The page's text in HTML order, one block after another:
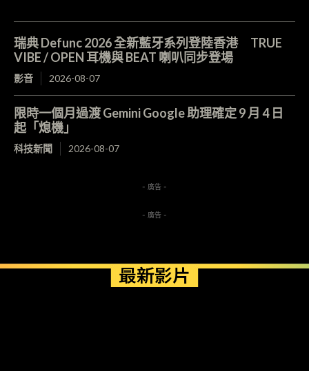
瑞典 Defunc 2026 全新藍牙系列登陸香港 TRUE
VIBE / OPEN 耳機與 BEAT 喇叭同步登場
影音 2026-08-07
限時一個月過渡 Gemini Google 助理確定 9 月 4 日
起「熄機」
科技新聞 2026-08-07
- 廣告 -
- 廣告 -
最新影片